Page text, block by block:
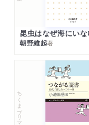
昆虫はなぜ海にい
朝野維起著
ちくまプリマー新書